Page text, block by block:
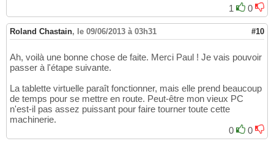
1 0
Roland Chastain, le 09/06/2013 à 03h31 #10
Ah, voilà une bonne chose de faite. Merci Paul ! Je vais pouvoir
passer à l'étape suivante.
La tablette virtuelle paraît fonctionner, mais elle prend beaucoup
de temps pour se mettre en route. Peut-être mon vieux PC
n'est-il pas assez puissant pour faire tourner toute cette
machinerie.
0
0